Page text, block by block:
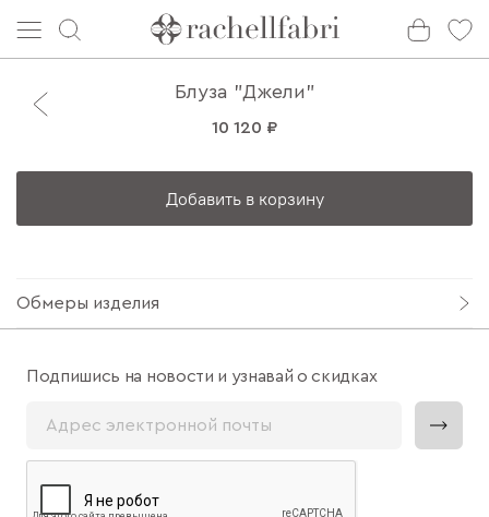
Блуза "Джели"
10 120 ₽
Добавить в корзину
Обмеры изделия
Подпишись на новости и узнавай о скидках